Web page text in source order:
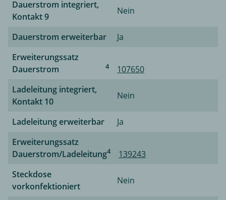
Dauerstrom integriert,
Kontakt 9
Nein
Dauerstrom erweiterbar
Ja
Erweiterungssatz
Dauerstrom
4
107650
Ladeleitung integriert,
Kontakt 10
Nein
Ladeleitung erweiterbar
Ja
Erweiterungssatz
Dauerstrom/Ladeleitung4
139243
Steckdose
vorkonfektioniert
Nein